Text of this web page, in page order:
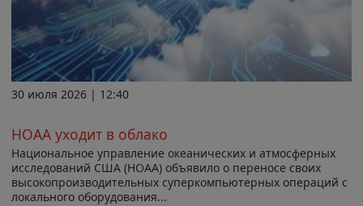
30 июля 2026 | 12:40
НОАА уходит в облако
Национальное управление океанических и атмосферных
исследований США (НОАА) объявило о переносе своих
высокопроизводительных суперкомпьютерных операций с
локального оборудования...